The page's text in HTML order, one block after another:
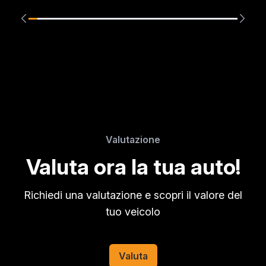
Valutazione
Valuta ora la tua auto!
Richiedi una valutazione e scopri il valore del
tuo veicolo
Valuta